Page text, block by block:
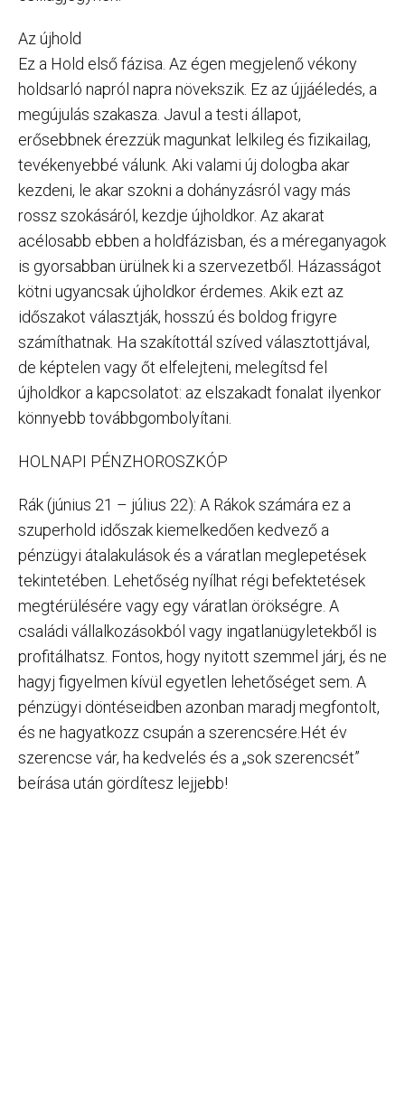
Az újhold
Ez a Hold első fázisa. Az égen megjelenő vékony
holdsarló napról napra növekszik. Ez az újjáéledés, a
megújulás szakasza. Javul a testi állapot,
erősebbnek érezzük magunkat lelkileg és fizikailag,
tevékenyebbé válunk. Aki valami új dologba akar
kezdeni, le akar szokni a dohányzásról vagy más
rossz szokásáról, kezdje újholdkor. Az akarat
acélosabb ebben a holdfázisban, és a méreganyagok
is gyorsabban ürülnek ki a szervezetből. Házasságot
kötni ugyancsak újholdkor érdemes. Akik ezt az
időszakot választják, hosszú és boldog frigyre
számíthatnak. Ha szakítottál szíved választottjával,
de képtelen vagy őt elfelejteni, melegítsd fel
újholdkor a kapcsolatot: az elszakadt fonalat ilyenkor
könnyebb továbbgombolyítani.
HOLNAPI PÉNZHOROSZKÓP
Rák (június 21 – július 22): A Rákok számára ez a
szuperhold időszak kiemelkedően kedvező a
pénzügyi átalakulások és a váratlan meglepetések
tekintetében. Lehetőség nyílhat régi befektetések
megtérülésére vagy egy váratlan örökségre. A
családi vállalkozásokból vagy ingatlanügyletekből is
profitálhatsz. Fontos, hogy nyitott szemmel járj, és ne
hagyj figyelmen kívül egyetlen lehetőséget sem. A
pénzügyi döntéseidben azonban maradj megfontolt,
és ne hagyatkozz csupán a szerencsére.Hét év
szerencse vár, ha kedvelés és a „sok szerencsét”
beírása után gördítesz lejjebb!